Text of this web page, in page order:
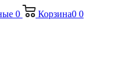
0 Корзина0 0